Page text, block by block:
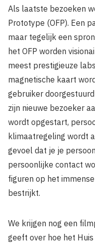
Als laatste bezoeken
Prototype (OFP). Een
maar tegelijk een
het OFP worden
meest prestigieuze
magnetische kaart
gebruiker
zijn nieuwe bezoeker
wordt opgestart,
klimaatregeling wordt
gevoel dat je je
persoonlijke contact
figuren op het
bestrijkt.
We krijgen nog een
geeft over hoe het